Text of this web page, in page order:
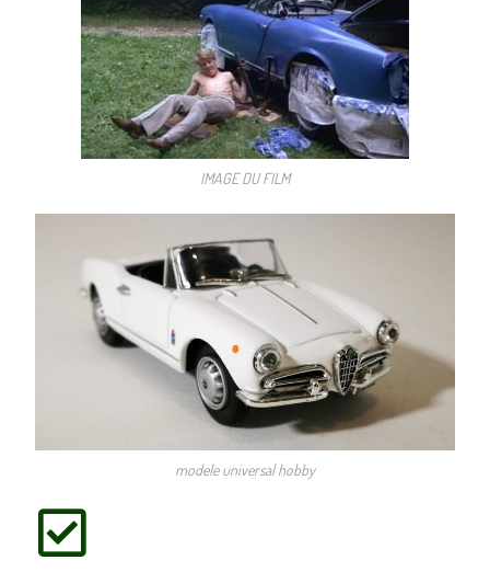
IMAGE DU FILM
modele universal hobby